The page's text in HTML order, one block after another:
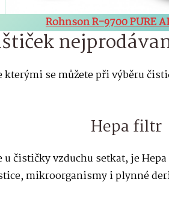
Rohnson R-9700 PURE
se můžete při výběru
Hepa filtr
čističky vzduchu setkat, je
mikroorganismy i plynné